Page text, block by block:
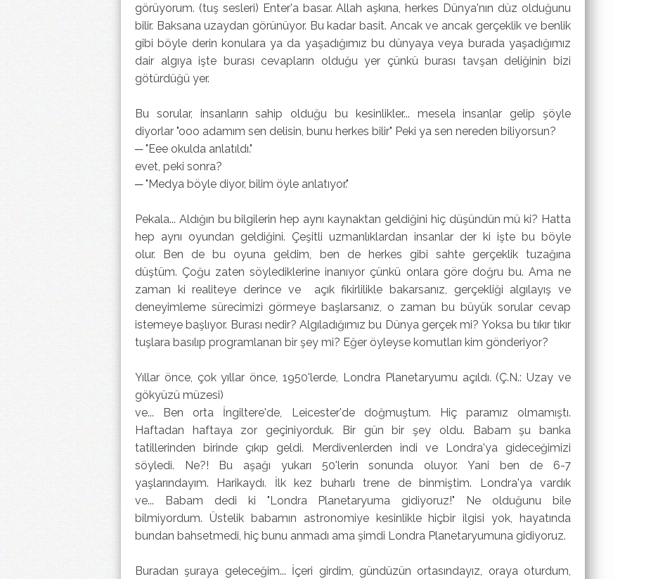
görüyorum. (tuş sesleri) Enter'a basar. Allah aşkına, herkes Dünya'nın düz olduğunu
bilir. Baksana uzaydan görünüyor. Bu kadar basit. Ancak ve ancak gerçeklik ve benlik
gibi böyle derin konulara ya da yaşadığımız bu dünyaya veya burada yaşadığımız
dair algıya işte burası cevapların olduğu yer çünkü burası tavşan deliğinin bizi
götürdüğü yer.
Bu sorular, insanların sahip olduğu bu kesinlikler... mesela insanlar gelip şöyle
diyorlar "ooo adamım sen delisin, bunu herkes bilir" Peki ya sen nereden biliyorsun?
─ "Eee okulda anlatıldı."
evet, peki sonra?
─ "Medya böyle diyor, bilim öyle anlatıyor."
Pekala... Aldığın bu bilgilerin hep aynı kaynaktan geldiğini hiç düşündün mü ki? Hatta
hep aynı oyundan geldiğini. Çeşitli uzmanlıklardan insanlar der ki işte bu böyle
olur. Ben de bu oyuna geldim, ben de herkes gibi sahte gerçeklik tuzağına
düştüm. Çoğu zaten söylediklerine inanıyor çünkü onlara göre doğru bu. Ama ne
zaman ki realiteye derince ve açık fikirlilikle bakarsanız, gerçekliği algılayış ve
deneyimleme sürecimizi görmeye başlarsanız, o zaman bu büyük sorular cevap
istemeye başlıyor. Burası nedir? Algıladığımız bu Dünya gerçek mi? Yoksa bu tıkır tıkır
tuşlara basılıp programlanan bir şey mi? Eğer öyleyse komutları kim gönderiyor?
Yıllar önce, çok yıllar önce, 1950'lerde, Londra Planetaryumu açıldı. (Ç.N.: Uzay ve
gökyüzü müzesi)
ve... Ben orta İngiltere'de, Leicester'de doğmuştum. Hiç paramız olmamıştı.
Haftadan haftaya zor geçiniyorduk. Bir gün bir şey oldu. Babam şu banka
tatillerinden birinde çıkıp geldi. Merdivenlerden indi ve Londra'ya gideceğimizi
söyledi. Ne?! Bu aşağı yukarı 50'lerin sonunda oluyor. Yani ben de 6-7
yaşlarındayım. Harikaydı. İlk kez buharlı trene de binmiştim. Londra'ya vardık
ve... Babam dedi ki "Londra Planetaryuma gidiyoruz!" Ne olduğunu bile
bilmiyordum. Üstelik babamın astronomiye kesinlikle hiçbir ilgisi yok, hayatında
bundan bahsetmedi, hiç bunu anmadı ama şimdi Londra Planetaryumuna gidiyoruz.
Buradan şuraya geleceğim... İçeri girdim, gündüzün ortasındayız, oraya oturdum,